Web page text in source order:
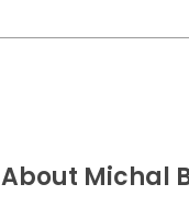
About Michal